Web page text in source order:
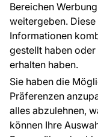
Bereichen
weitergeben.
Informationen
gestellt haben
erhalten haben.
Sie haben die
Präferenzen
alles abzulehnen,
können Ihre
Kontakt
Haben Sie Fragen?
und beraten Sie
+49 781